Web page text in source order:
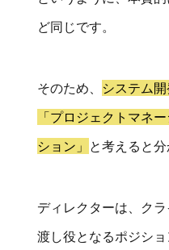
ど同じです。
そのため、 システム
「プロジェクトマネ
ション」 と考えると分
ディレクターは、ク
渡し役となるポジシ